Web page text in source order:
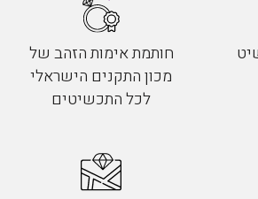
חותמת אימות הזהב של
מכון התקנים הישראלי
לכל התכשיטים